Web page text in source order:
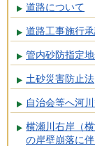
道路について
道路工事施行
管内砂防指定
土砂災害防止法
自治会等へ河
横瀬川右岸（
の岸壁崩落に